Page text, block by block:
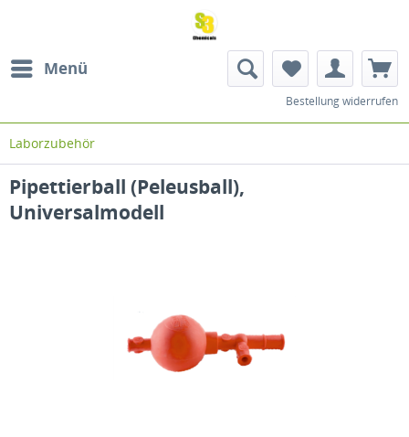
Menü
Bestellung widerrufen
Laborzubehör
Pipettierball (Peleusball),
Universalmodell